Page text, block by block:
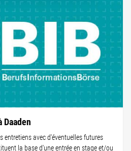
entretiens avec d'éventuelles futures
la base d'une entrée en stage et/ou